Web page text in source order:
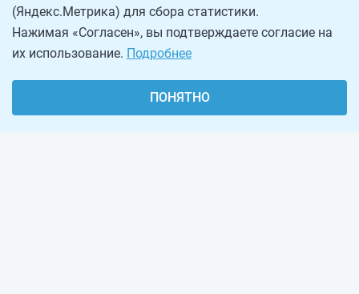
(Яндекс.Метрика) для сбора статистики.
Нажимая «Согласен», вы подтверждаете согласие на
их использование. Подробнее
ПОНЯТНО